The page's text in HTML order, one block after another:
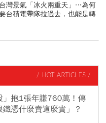
灣景氣「冰火兩重天」…為何
台積電帶隊拉過去，也能是轉
/ HOT ARTICLES /
」抱1張年賺760萬！傳
憑什麼賣這麼貴」？